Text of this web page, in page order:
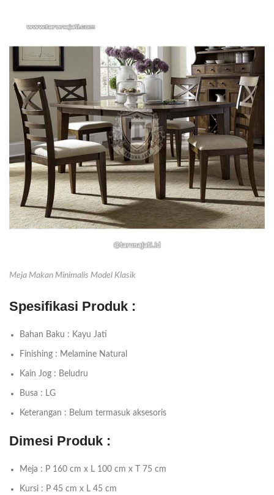
Meja Makan Minimalis Model Klasik
Spesifikasi Produk :
Bahan Baku : Kayu Jati
Finishing : Melamine Natural
Kain Jog : Beludru
Busa : LG
Keterangan : Belum termasuk aksesoris
Dimesi Produk :
Meja : P 160 cm x L 100 cm x T 75 cm
Kursi : P 45 cm x L 45 cm